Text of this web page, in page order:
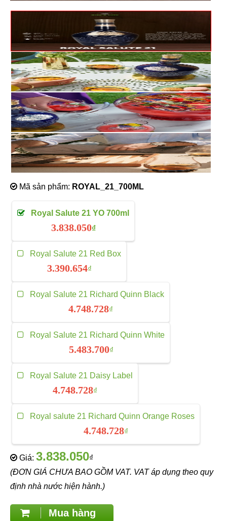
Mã sản phẩm: ROYAL_21_700ML
Royal Salute 21 YO 700ml
3.838.050₫
Royal Salute 21 Red Box
3.390.654₫
Royal Salute 21 Richard Quinn Black
4.748.728₫
Royal Salute 21 Richard Quinn White
5.483.700₫
Royal Salute 21 Daisy Label
4.748.728₫
Royal salute 21 Richard Quinn Orange Roses
4.748.728₫
Giá: 3.838.050₫
(ĐƠN GIÁ CHƯA BAO GỒM VAT. VAT áp dụng theo quy
định nhà nước hiện hành.)
Mua hàng